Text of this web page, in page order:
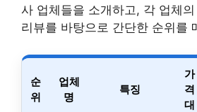
사 업체들을 소개하고, 각 업체
리뷰를 바탕으로 간단한 순위를
순
위
업체
명
특징
가
격
대